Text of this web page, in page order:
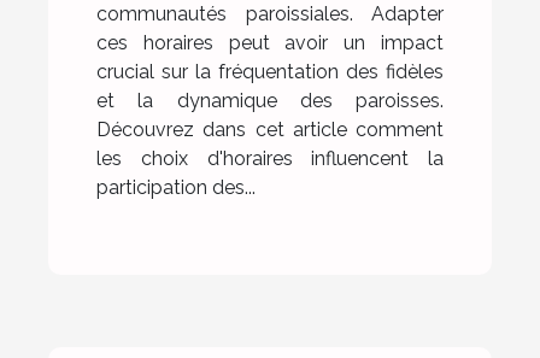
communautés paroissiales. Adapter
ces horaires peut avoir un impact
crucial sur la fréquentation des fidèles
et la dynamique des paroisses.
Découvrez dans cet article comment
les choix d'horaires influencent la
participation des...